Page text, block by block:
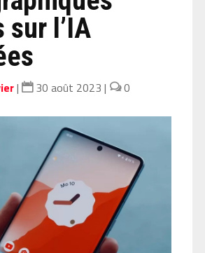
sur l’IA
| 30 août 2023 |
0